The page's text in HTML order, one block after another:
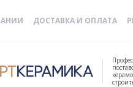
ДОСТАВКА И ОПЛАТА